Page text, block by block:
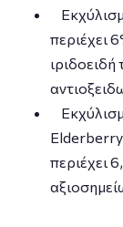
περιέχει
Elderberry
περιέχει